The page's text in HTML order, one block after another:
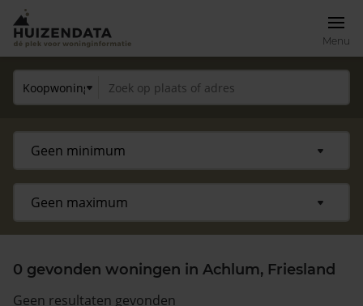
Menu
0 gevonden woningen in Achlum, Friesland
Geen resultaten gevonden